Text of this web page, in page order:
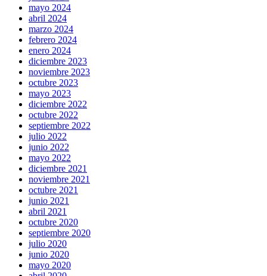
mayo 2024
abril 2024
marzo 2024
febrero 2024
enero 2024
diciembre 2023
noviembre 2023
octubre 2023
mayo 2023
diciembre 2022
octubre 2022
septiembre 2022
julio 2022
junio 2022
mayo 2022
diciembre 2021
noviembre 2021
octubre 2021
junio 2021
abril 2021
octubre 2020
septiembre 2020
julio 2020
junio 2020
mayo 2020